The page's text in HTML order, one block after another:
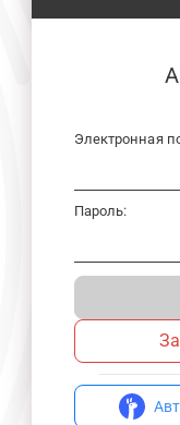
Электронная
Пароль: